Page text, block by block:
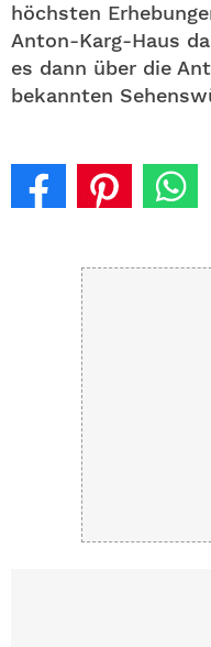
höchsten
Anton-Karg-Haus
es dann über die
bekannten